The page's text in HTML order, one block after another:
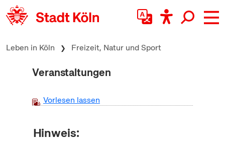
zum Inhalt springen
Leben in Köln Freizeit, Natur und Sport
Veranstaltungen
Vorlesen lassen
Hinweis: